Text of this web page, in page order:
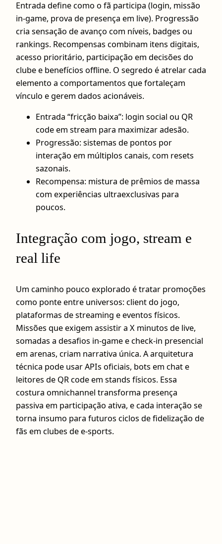
Entrada define como o fã participa (login, missão
in‑game, prova de presença em live). Progressão
cria sensação de avanço com níveis, badges ou
rankings. Recompensas combinam itens digitais,
acesso prioritário, participação em decisões do
clube e benefícios offline. O segredo é atrelar cada
elemento a comportamentos que fortaleçam
vínculo e gerem dados acionáveis.
Entrada “fricção baixa”: login social ou QR
code em stream para maximizar adesão.
Progressão: sistemas de pontos por
interação em múltiplos canais, com resets
sazonais.
Recompensa: mistura de prêmios de massa
com experiências ultraexclusivas para
poucos.
Integração com jogo, stream e
real life
Um caminho pouco explorado é tratar promoções
como ponte entre universos: client do jogo,
plataformas de streaming e eventos físicos.
Missões que exigem assistir a X minutos de live,
somadas a desafios in‑game e check‑in presencial
em arenas, criam narrativa única. A arquitetura
técnica pode usar APIs oficiais, bots em chat e
leitores de QR code em stands físicos. Essa
costura omnichannel transforma presença
passiva em participação ativa, e cada interação se
torna insumo para futuros ciclos de fidelização de
fãs em clubes de e-sports.